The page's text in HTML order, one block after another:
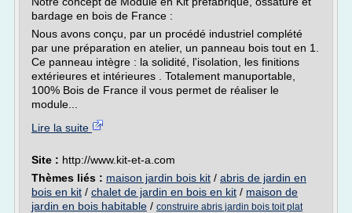
bardage en bois de France :
Nous avons conçu, par un procédé industriel complété
par une préparation en atelier, un panneau bois tout en 1.
Ce panneau intègre : la solidité, l'isolation, les finitions
extérieures et intérieures . Totalement manuportable,
100% Bois de France il vous permet de réaliser le
module...
Lire la suite
Site : http://www.kit-et-a.com
Thèmes liés : maison jardin bois kit / abris de jardin en
bois en kit / chalet de jardin en bois en kit / maison de
jardin en bois habitable / construire abris jardin bois toit plat